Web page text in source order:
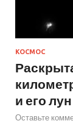
КОСМОС
и его лун
Оставьте